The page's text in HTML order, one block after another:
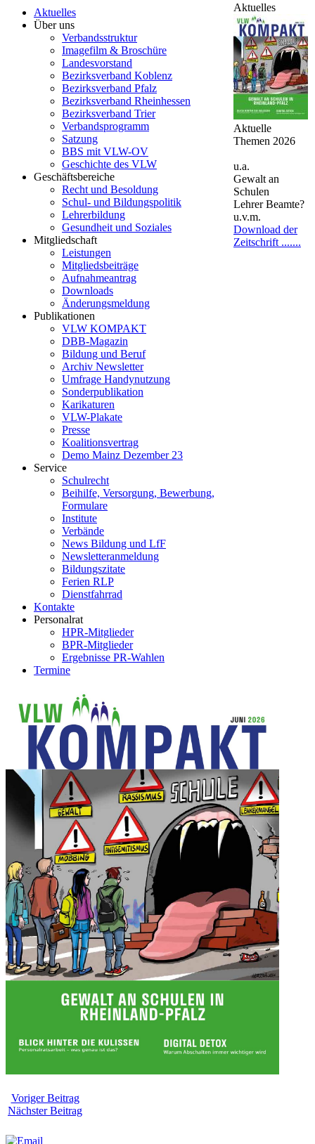
Aktuelles
Über uns
Verbandsstruktur
Imagefilm & Broschüre
Landesvorstand
Bezirksverband Koblenz
Bezirksverband Pfalz
Bezirksverband Rheinhessen
Bezirksverband Trier
Verbandsprogramm
Satzung
BBS mit VLW-OV
Geschichte des VLW
Geschäftsbereiche
Recht und Besoldung
Schul- und Bildungspolitik
Lehrerbildung
Gesundheit und Soziales
Mitgliedschaft
Leistungen
Mitgliedsbeiträge
Aufnahmeantrag
Downloads
Änderungsmeldung
Publikationen
VLW KOMPAKT
DBB-Magazin
Bildung und Beruf
Archiv Newsletter
Umfrage Handynutzung
Sonderpublikation
Karikaturen
VLW-Plakate
Presse
Koalitionsvertrag
Demo Mainz Dezember 23
Service
Schulrecht
Beihilfe, Versorgung, Bewerbung,
Formulare
Institute
Verbände
News Bildung und LfF
Newsletteranmeldung
Bildungszitate
Ferien RLP
Dienstfahrrad
Kontakte
Personalrat
HPR-Mitglieder
BPR-Mitglieder
Ergebnisse PR-Wahlen
Termine
Aktuelles
Aktuelle
Themen 2026
u.a.
Gewalt an
Schulen
Lehrer Beamte?
u.v.m.
Download der
Zeitschrift .......
Voriger Beitrag
Nächster Beitrag